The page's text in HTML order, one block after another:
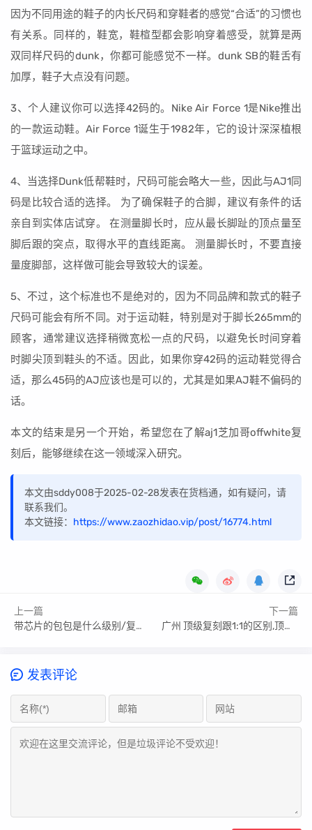
因为不同用途的鞋子的内长尺码和穿鞋者的感觉“合适”的习惯也
有关系。同样的，鞋宽，鞋楦型都会影响穿着感受，就算是两
双同样尺码的dunk，你都可能感觉不一样。dunk SB的鞋舌有
加厚，鞋子大点没有问题。
3、个人建议你可以选择42码的。Nike Air Force 1是Nike推出
的一款运动鞋。Air Force 1诞生于1982年，它的设计深深植根
于篮球运动之中。
4、当选择Dunk低帮鞋时，尺码可能会略大一些，因此与AJ1同
码是比较合适的选择。 为了确保鞋子的合脚，建议有条件的话
亲自到实体店试穿。 在测量脚长时，应从最长脚趾的顶点量至
脚后跟的突点，取得水平的直线距离。 测量脚长时，不要直接
量度脚部，这样做可能会导致较大的误差。
5、不过，这个标准也不是绝对的，因为不同品牌和款式的鞋子
尺码可能会有所不同。对于运动鞋，特别是对于脚长265mm的
顾客，通常建议选择稍微宽松一点的尺码，以避免长时间穿着
时脚尖顶到鞋头的不适。因此，如果你穿42码的运动鞋觉得合
适，那么45码的AJ应该也是可以的，尤其是如果AJ鞋不偏码的
话。
本文的结束是另一个开始，希望您在了解aj1芝加哥offwhite复
刻后，能够继续在这一领域深入研究。
本文由sddy008于2025-02-28发表在货档通，如有疑问，请
联系我们。
本文链接： https://www.zaozhidao.vip/post/16774.html
上一篇
带芯片的包包是什么级别/复刻/原单的秘密
下一篇
广州 顶级复刻跟1:1的区别,顶级原单.高版本区别
发表评论